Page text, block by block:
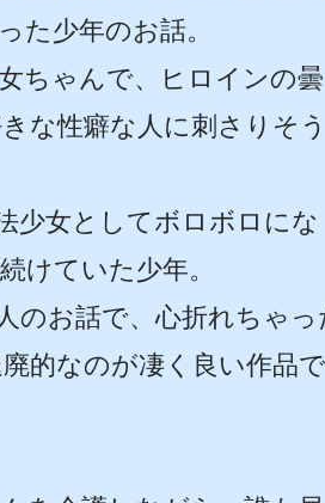
た少年のお話。
ちゃんで、ヒロインの曇
な性癖な人に刺さりそう
少女としてボロボロにな
けていた少年。
のお話で、心折れちゃっ
的なのが凄く良い作品で